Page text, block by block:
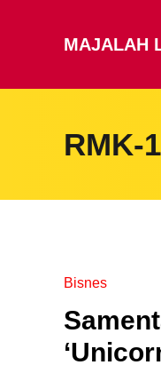
MAJALAH
RMK-
Bisnes